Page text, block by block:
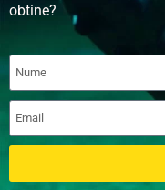
obtine?